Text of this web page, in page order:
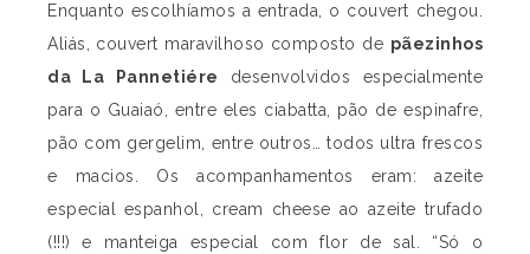
Enquanto escolhíamos a entrada, o couvert chegou.
Aliás, couvert maravilhoso composto de pãezinhos
da La Pannetiére desenvolvidos especialmente
para o Guaiaó, entre eles ciabatta, pão de espinafre,
pão com gergelim, entre outros… todos ultra frescos
e macios. Os acompanhamentos eram: azeite
especial espanhol, cream cheese ao azeite trufado
(!!!) e manteiga especial com flor de sal. “Só o